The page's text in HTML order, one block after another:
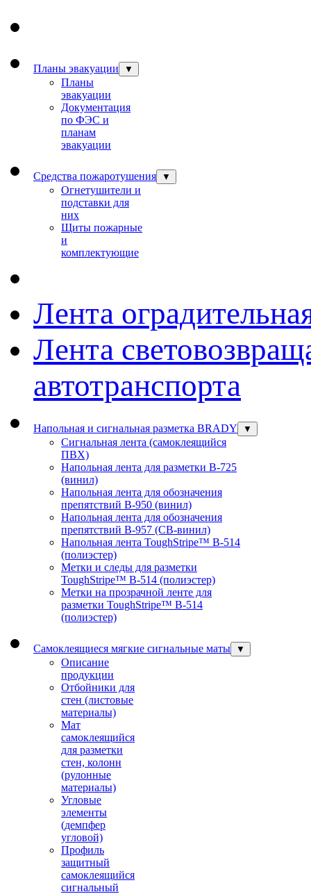
Планы эвакуации ▼
Планы
эвакуации
Документация
по ФЭС и
планам
эвакуации
Средства пожаротушения ▼
Огнетушители и
подставки для
них
Щиты пожарные
и
комплектующие
Лента
Лента
автотранспорта
Напольная и сигнальная разметка BRADY ▼
Сигнальная лента (самоклеящийся
ПВХ)
Напольная лента для разметки В-725
(винил)
Напольная лента для обозначения
препятствий В-950 (винил)
Напольная лента для обозначения
препятствий В-957 (СВ-винил)
Напольная лента ToughStripe™ В-514
(полиэстер)
Метки и следы для разметки
ToughStripe™ В-514 (полиэстер)
Метки на прозрачной ленте для
разметки ToughStripe™ В-514
(полиэстер)
Самоклеящиеся мягкие сигнальные маты ▼
Описание
продукции
Отбойники для
стен (листовые
материалы)
Мат
самоклеящийся
для разметки
стен, колонн
(рулонные
материалы)
Угловые
элементы
(демпфер
угловой)
Профиль
защитный
cамоклеящийся
сигнальный